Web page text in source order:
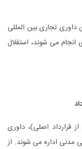
داوری تجاری بین المللی
می شوند، استقلال
قرارداد اصلی)، داوری
مدنی اداره می شوند. از